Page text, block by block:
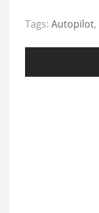
Tags: Autopilot,